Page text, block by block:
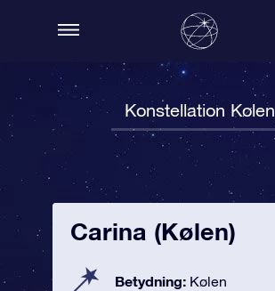
Konstellation Kølen
Carina (Kølen)
Betydning: Kølen